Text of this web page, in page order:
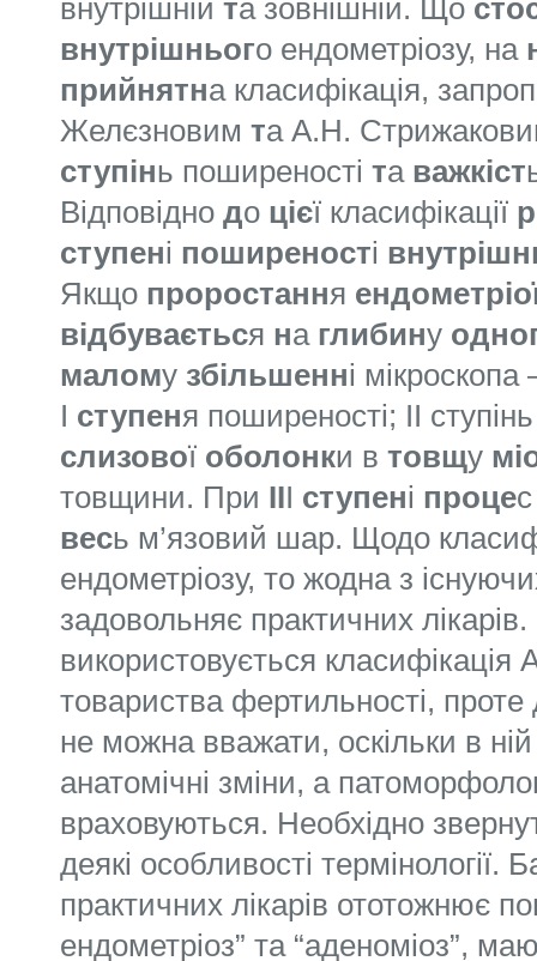
внутрішній та зовнішній. Що
внутрішнього ендометріозу, на
прийнятна класифікація,
Желєзновим та А.Н.
ступінь поширеності та важкіст
Відповідно до цієї класифікації
ступені поширеності
Якщо проростання
відбувається на глибину
малому збільшенні
І ступеня поширеності; ІІ
слизової оболонки в товщу
товщини. При ІІІ ступені проце
весь м’язовий шар. Щодо
ендометріозу, то жодна з
задовольняє практичних
використовується класифікація
товариства фертильності, проте
не можна вважати, оскільки в
анатомічні зміни, а
враховуються. Необхідно
деякі особливості термінології.
практичних лікарів ототожнює
ендометріоз” та “аденоміоз”,